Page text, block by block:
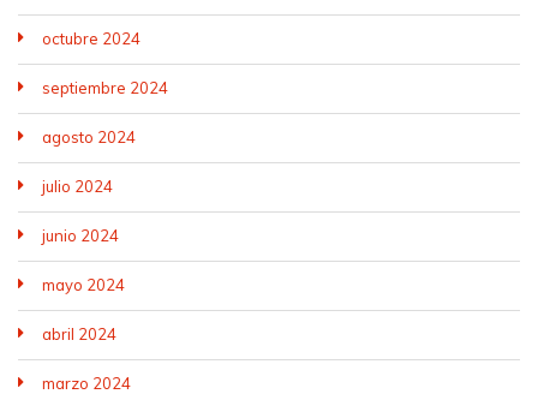
octubre 2024
septiembre 2024
agosto 2024
julio 2024
junio 2024
mayo 2024
abril 2024
marzo 2024